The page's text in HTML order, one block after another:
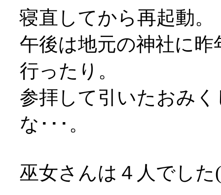
寝直してから再起動。
午後は地元の神社に
行ったり。
参拝して引いたおみ
な･･･。
巫女さんは４人でした